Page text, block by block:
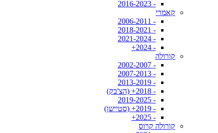
- 2016-2023
קאמרי
- 2006-2011
- 2018-2021
- 2021-2024
- 2024+
קורולה
- 2002-2007
- 2007-2013
- 2013-2019
- 2018+ (הצ'בק)
- 2019-2025
- 2019+ (סטיישן)
- 2025+
קורולה קרוס